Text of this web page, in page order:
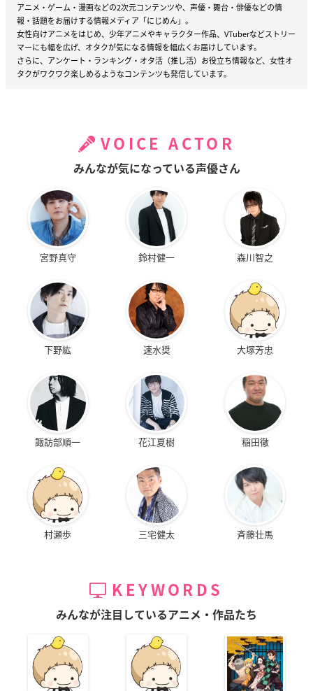
アニメ・ゲーム・漫画などの2次元コンテンツや、声優・舞台・俳優などの情
報・話題をお届けする情報メディア「にじめん」。
女性向けアニメをはじめ、少年アニメやキャラクター作品、VTuberなどストリー
マーにも幅を広げ、オタクが気になる情報を幅広くお届けしています。
さらに、アンケート・ランキング・オタ活（推し活）お役立ち情報など、女性オ
タクがワクワク楽しめるようなコンテンツも発信しています。
VOICE ACTOR
みんなが気になっている声優さん
宮野真守 鈴村健一 森川智之
下野紘 速水奨 大塚芳忠
諏訪部順一 花江夏樹 稲田徹
村瀬歩 三宅健太 斉藤壮馬
KEYWORDS
みんなが注目しているアニメ・作品たち